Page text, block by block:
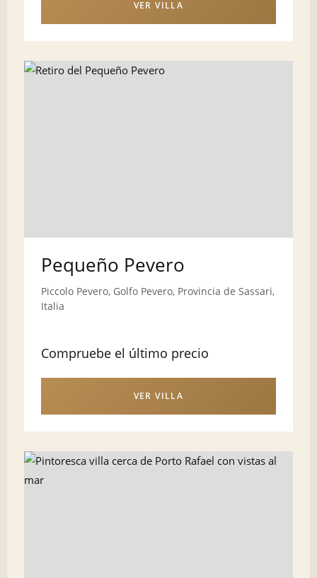
VER VILLA
Pequeño Pevero
Piccolo Pevero, Golfo Pevero, Provincia de Sassari,
Italia
Compruebe el último precio
VER VILLA